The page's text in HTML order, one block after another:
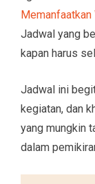
Jadwal yang
kapan harus
Jadwal ini
kegiatan, dan
yang mungkin
dalam